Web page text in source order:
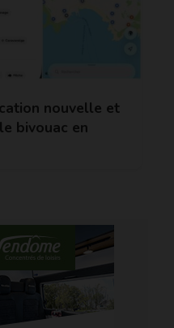
nouvelle et
bivouac en